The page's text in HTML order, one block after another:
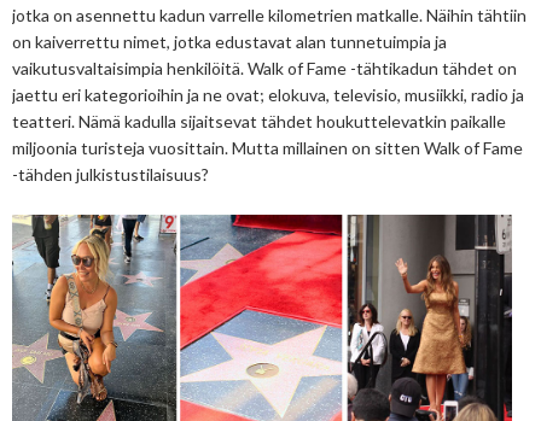
jotka on asennettu kadun varrelle kilometrien matkalle. Näihin tähtiin
on kaiverrettu nimet, jotka edustavat alan tunnetuimpia ja
vaikutusvaltaisimpia henkilöitä. Walk of Fame -tähtikadun tähdet on
jaettu eri kategorioihin ja ne ovat; elokuva, televisio, musiikki, radio ja
teatteri. Nämä kadulla sijaitsevat tähdet houkuttelevatkin paikalle
miljoonia turisteja vuosittain. Mutta millainen on sitten Walk of Fame
-tähden julkistustilaisuus?